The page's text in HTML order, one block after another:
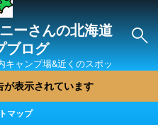
ーさんの北海道
ブログ
キャンプ場&近くのスポッ
ルメを紹介
が表示されています
マップ